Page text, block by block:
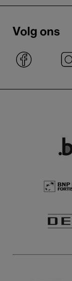
Volg ons